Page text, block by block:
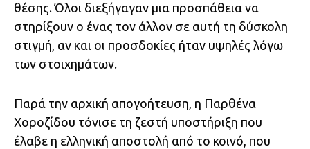
θέσης. Όλοι διεξήγαγαν μια προσπάθεια να
στηρίξουν ο ένας τον άλλον σε αυτή τη δύσκολη
στιγμή, αν και οι προσδοκίες ήταν υψηλές λόγω
των στοιχημάτων.
Παρά την αρχική απογοήτευση, η Παρθένα
Χοροζίδου τόνισε τη ζεστή υποστήριξη που
έλαβε η ελληνική αποστολή από το κοινό, που